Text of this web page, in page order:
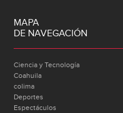
MAPA
DE NAVEGACIÓN
Ciencia y Tecnología
Coahuila
colima
Deportes
Espectáculos